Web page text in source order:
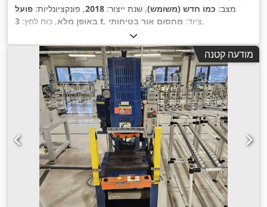
מצב: כמו חדש (משומש), שנת ייצור: 2018, פונקציונליות: פועל
באופן מלא, כוח לחץ: 3 t , ציוד: מחסום אור בטיחותי ,
מודעה קטנה